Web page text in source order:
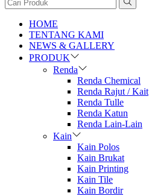
HOME
TENTANG KAMI
NEWS & GALLERY
PRODUK
Renda
Renda Chemical
Renda Rajut / Kait
Renda Tulle
Renda Katun
Renda Lain-Lain
Kain
Kain Polos
Kain Brukat
Kain Printing
Kain Tile
Kain Bordir